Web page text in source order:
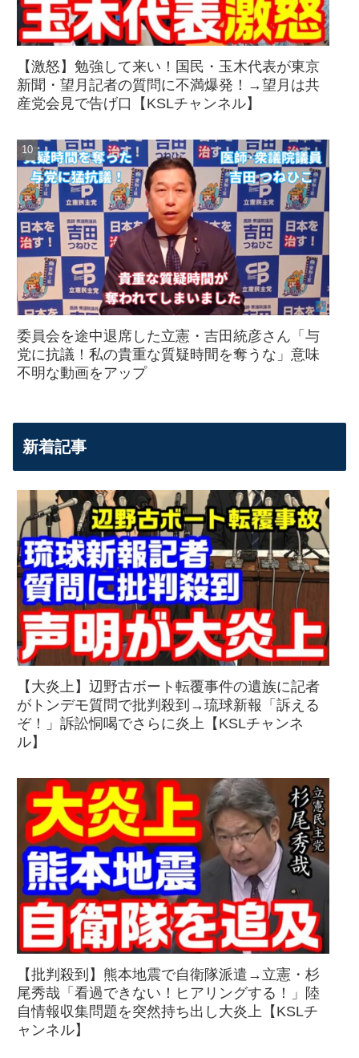
【激怒】勉強して来い！国民・玉木代表が東京
新聞・望月記者の質問に不満爆発！→望月は共
産党会見で告げ口【KSLチャンネル】
委員会を途中退席した立憲・吉田統彦さん「与
党に抗議！私の貴重な質疑時間を奪うな」意味
不明な動画をアップ
新着記事
【大炎上】辺野古ボート転覆事件の遺族に記者
がトンデモ質問で批判殺到→琉球新報「訴える
ぞ！」訴訟恫喝でさらに炎上【KSLチャンネ
ル】
【批判殺到】熊本地震で自衛隊派遣→立憲・杉
尾秀哉「看過できない！ヒアリングする！」陸
自情報収集問題を突然持ち出し大炎上【KSLチ
ャンネル】